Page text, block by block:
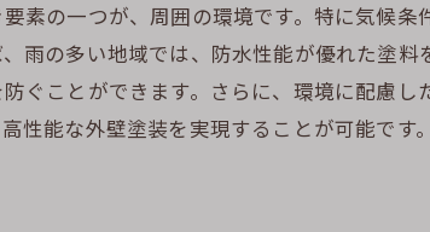
費用対効果を最大化す
高品質な塗料選びでコ
梅雨や冬に備えた外壁塗装
素の一つが、周囲の環境です。特に気候
雨の多い地域では、防水性能が優れた塗
ぐことができます。さらに、環境に配慮
性能な外壁塗装を実現することが可能で